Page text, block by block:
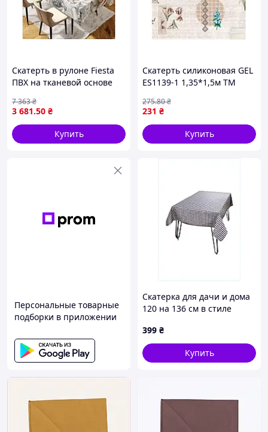
Вдалих Вам закупів!
Скатерть в рулоне Fiesta
ПВХ на тканевой основе
1.40х1.80м 10шт ТМ
STENSON
3 681.50 ₴
7 363₴
Купить
Скатерть силиконовая GEL
ES1139-1 1,35*1,5м ТМ
231 ₴
275.80₴
Купить
Персональные товарные
подборки в приложении
Скатерка для дачи и дома
120 на 136 см в стиле
399 ₴
Купить